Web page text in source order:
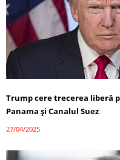
Trump cere trecerea liberă
Panama și Canalul Suez
27/04/2025